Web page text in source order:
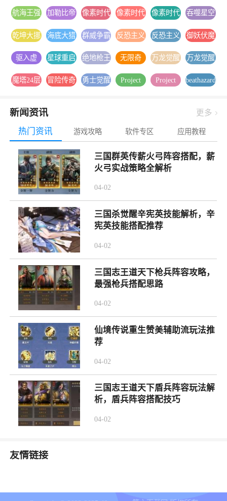
航海王强
游下载安
装
加勒比帝
像素时代
像素时代
版下载
像素时代
版下载
吞噬星空
乾坤大挪
新版下载
海底大猎
兰蒂斯安
卓游戏下
载
群威争霸
版下载
反恐主义
反恐主义
官方版下
载
御妖伏魔
载
驱入虚
本更新安
载
星球重启
安装
绝地枪王
游戏下载
无限奇
内置1折
万龙觉醒
万龙觉醒
下载
魔塔24层
下载
冒险传奇
勇士觉醒
Project
Project
beathazard2
新闻资讯 更多
热门资讯 游戏攻略 软件专区 应用教程
三国群英传薪火弓阵容搭配，薪
火弓实战策略全解析
04-02
三国杀觉醒辛宪英技能解析，辛
宪英技能搭配推荐
04-02
三国志王道天下枪兵阵容攻略，
最强枪兵搭配思路
04-02
仙境传说重生赞美辅助流玩法推
荐
04-02
三国志王道天下盾兵阵容玩法解
析，盾兵阵容搭配技巧
04-02
友情链接